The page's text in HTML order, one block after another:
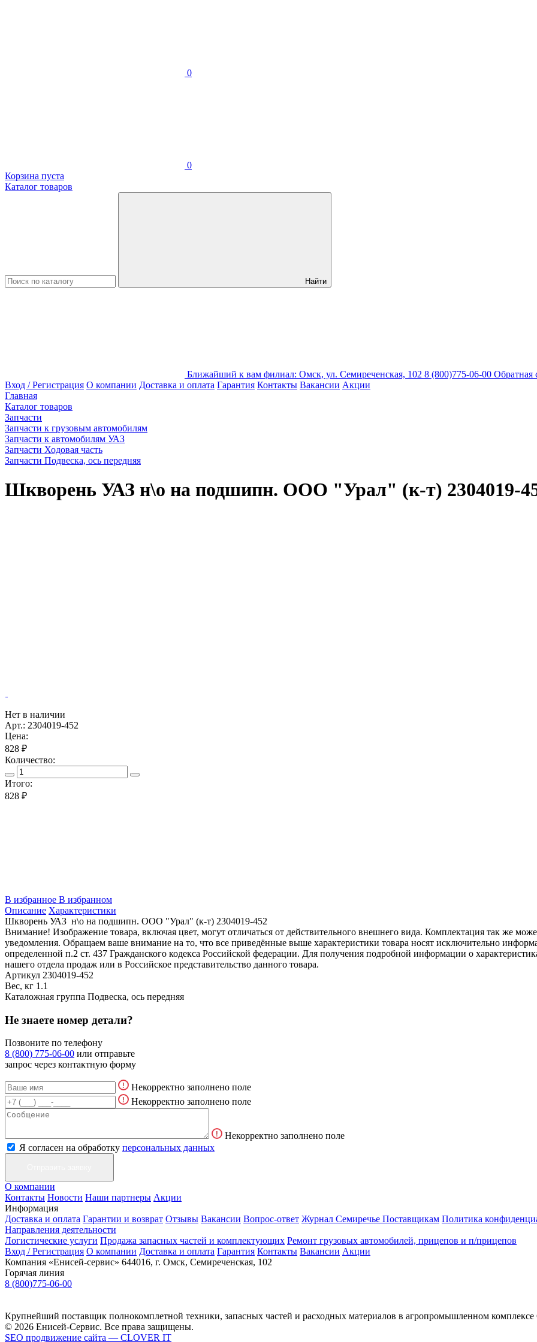
0
0
Корзина пуста
Каталог товаров
Найти
Ближайший к вам филиал: Омск, ул. Семиреченская, 102 8 (800)775-06-00 Обратная
Вход / Регистрация О компании Доставка и оплата Гарантия Контакты Вакансии Акции
Главная
Каталог товаров
Запчасти
Запчасти к грузовым автомобилям
Запчасти к автомобилям УАЗ
Запчасти Ходовая часть
Запчасти Подвеска, ось передняя
Шкворень УАЗ н\о на подшипн. ООО "Урал" (к-т) 2304019-
Нет в наличии
Арт.: 2304019-452
Цена:
828 ₽
Количество:
Итого:
828 ₽
В избранное В избранном
Описание Характеристики
Шкворень УАЗ н\о на подшипн. ООО "Урал" (к-т) 2304019-452
Внимание! Изображение товара, включая цвет, могут отличаться от действительного внешнего вида. Комплектация так же
уведомления. Обращаем ваше внимание на то, что все приведённые выше характеристики товара носят исключительно
определенной п.2 ст. 437 Гражданского кодекса Российской федерации. Для получения подробной информации о
нашего отдела продаж или в Российское представительство данного товара.
Артикул 2304019-452
Вес, кг 1.1
Каталожная группа Подвеска, ось передняя
Не знаете номер детали?
Позвоните по телефону
8 (800) 775-06-00 или отправьте
запрос через контактную форму
Некорректно заполнено поле
Некорректно заполнено поле
Некорректно заполнено поле
Я согласен на обработку персональных данных
О компании
Контакты Новости Наши партнеры Акции
Информация
Доставка и оплата Гарантии и возврат Отзывы Вакансии Вопрос-ответ Журнал Семиречье Поставщикам Политика
Направления деятельности
Логистические услуги Продажа запасных частей и комплектующих Ремонт грузовых автомобилей, прицепов и п/прицепов
Вход / Регистрация О компании Доставка и оплата Гарантия Контакты Вакансии Акции
Компания «Енисей-сервис» 644016, г. Омск, Семиреченская, 102
Горячая линия
8 (800)775-06-00
Крупнейший поставщик полнокомплетной техники, запасных частей и расходных материалов в агропромышленном
© 2026 Енисей-Сервис. Все права защищены.
SEO продвижение сайта — CLOVER IT